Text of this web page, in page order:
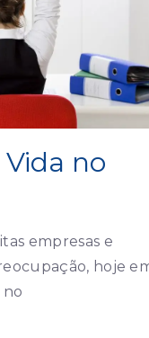
no
empresas e
hoje
no